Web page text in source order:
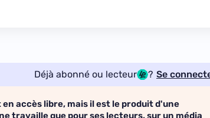
Déjà abonné ou lecteur ? Se
accès libre, mais il est le produit d'une
travaille que pour ses lecteurs, sur un média